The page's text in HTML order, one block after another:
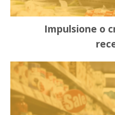
Impulsione o